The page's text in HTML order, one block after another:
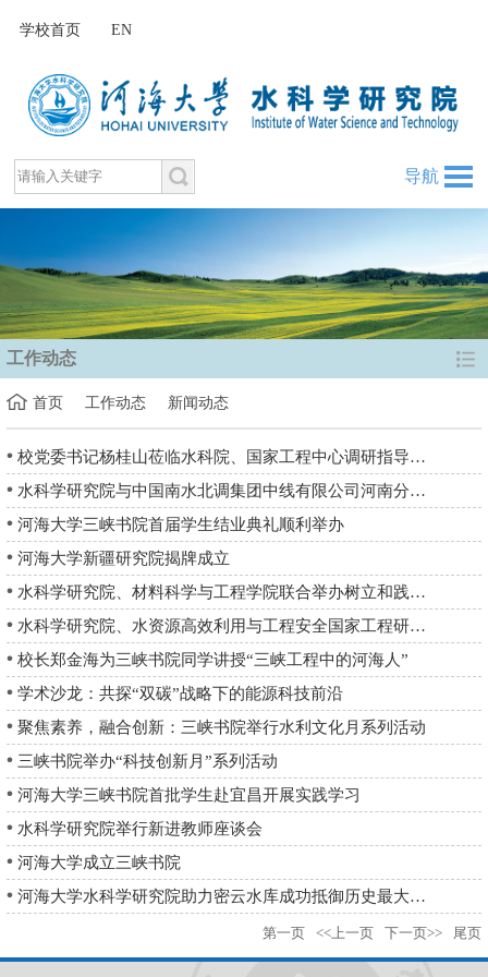
学校首页 EN
导航
工作动态
首页 工作动态 新闻动态
校党委书记杨桂山莅临水科院、国家工程中心调研指导工作
2026-07-03
水科学研究院与中国南水北调集团中线有限公司河南分公司联合开展“水润初心...
河海大学三峡书院首届学生结业典礼顺利举办
河海大学新疆研究院揭牌成立
2026-05-17
水科学研究院、材料科学与工程学院联合举办树立和践行正确政绩观主题党日活...
2026-04-01
水科学研究院、水资源高效利用与工程安全国家工程研究中心举办2026年迎新春...
2026-02-05
校长郑金海为三峡书院同学讲授“三峡工程中的河海人”
学术沙龙：共探“双碳”战略下的能源科技前沿
2025-12-11
聚焦素养，融合创新：三峡书院举行水利文化月系列活动
三峡书院举办“科技创新月”系列活动
河海大学三峡书院首批学生赴宜昌开展实践学习
水科学研究院举行新进教师座谈会
河海大学成立三峡书院
2025-09-07
河海大学水科学研究院助力密云水库成功抵御历史最大洪水
2025-08-07
第一页 <<上一页 下一页>> 尾页